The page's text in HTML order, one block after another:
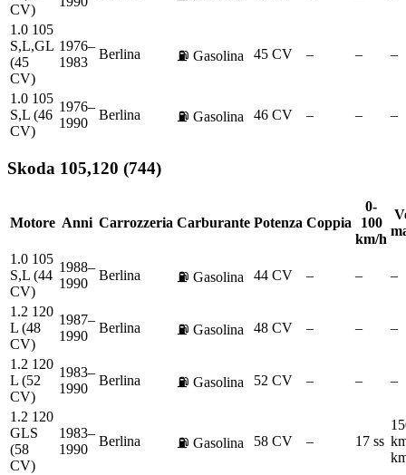
CV)
1.0 105
S,L,GL
(45
CV)
1976–
1983
Berlina ⛽ Gasolina 45 CV – – –
1.0 105
S,L (46
CV)
1976–
1990
Berlina ⛽ Gasolina 46 CV – – –
Skoda 105,120 (744)
Motore Anni Carrozzeria Carburante Potenza Coppia
0-
100
km/h
1.0 105
S,L (44
CV)
1988–
1990
Berlina ⛽ Gasolina 44 CV – – –
1.2 120
L (48
CV)
1987–
1990
Berlina ⛽ Gasolina 48 CV – – –
1.2 120
L (52
CV)
1983–
1990
Berlina ⛽ Gasolina 52 CV – – –
1.2 120
GLS
(58
CV)
1983–
1990
Berlina ⛽ Gasolina 58 CV – 17 ss